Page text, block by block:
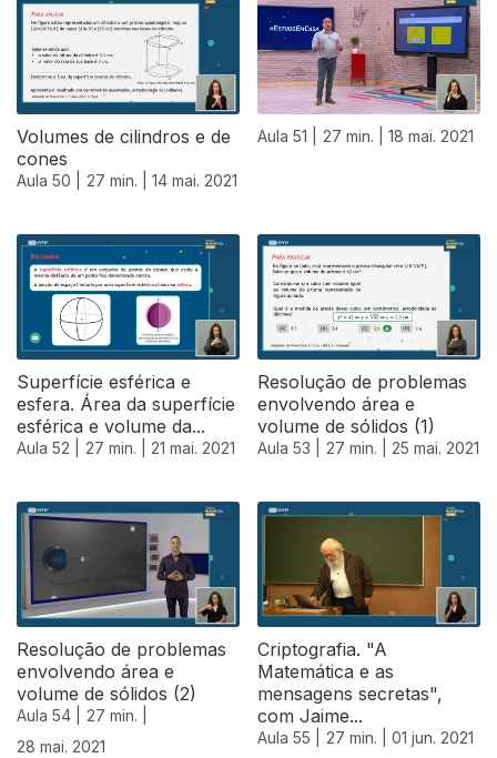
Volumes de cilindros e de
cones
Aula 50 | 27 min. | 14 mai. 2021
Aula 51 | 27 min. | 18 mai. 2021
Superfície esférica e
esfera. Área da superfície
esférica e volume da...
Aula 52 | 27 min. | 21 mai. 2021
Resolução de problemas
envolvendo área e
volume de sólidos (1)
Aula 53 | 27 min. | 25 mai. 2021
Resolução de problemas
envolvendo área e
volume de sólidos (2)
Aula 54 |
27 min. |
28 mai. 2021
Criptografia. "A
Matemática e as
mensagens secretas",
com Jaime...
Aula 55 | 27 min. | 01 jun. 2021